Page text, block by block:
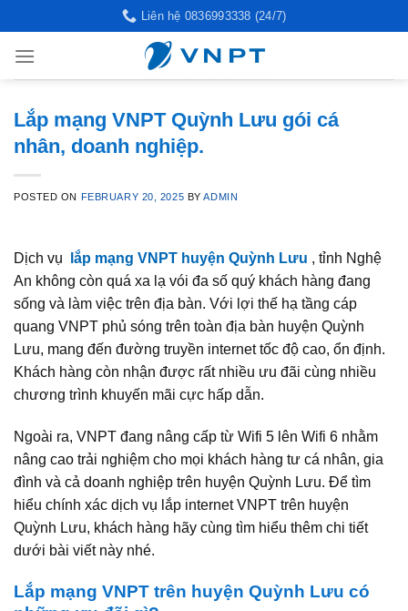
to
content
Liên hệ 0836993338 (24/7)
Lắp mạng VNPT Quỳnh Lưu gói cá
nhân, doanh nghiệp.
POSTED ON FEBRUARY 20, 2025 BYADMIN
Dịch vụ lắp mạng VNPT huyện Quỳnh Lưu , tỉnh Nghệ
An không còn quá xa lạ vói đa số quý khách hàng đang
sống và làm việc trên địa bàn. Với lợi thế hạ tầng cáp
quang VNPT phủ sóng trên toàn địa bàn huyện Quỳnh
Lưu, mang đến đường truyền internet tốc độ cao, ổn định.
Khách hàng còn nhận được rất nhiều ưu đãi cùng nhiều
chương trình khuyến mãi cực hấp dẫn.
Ngoài ra, VNPT đang nâng cấp từ Wifi 5 lên Wifi 6 nhằm
nâng cao trải nghiệm cho mọi khách hàng tư cá nhân, gia
đình và cả doanh nghiệp trên huyện Quỳnh Lưu. Để tìm
hiểu chính xác dịch vụ lắp internet VNPT trên huyện
Quỳnh Lưu, khách hàng hãy cùng tìm hiểu thêm chi tiết
dưới bài viết này nhé.
Lắp mạng VNPT trên huyện Quỳnh Lưu có